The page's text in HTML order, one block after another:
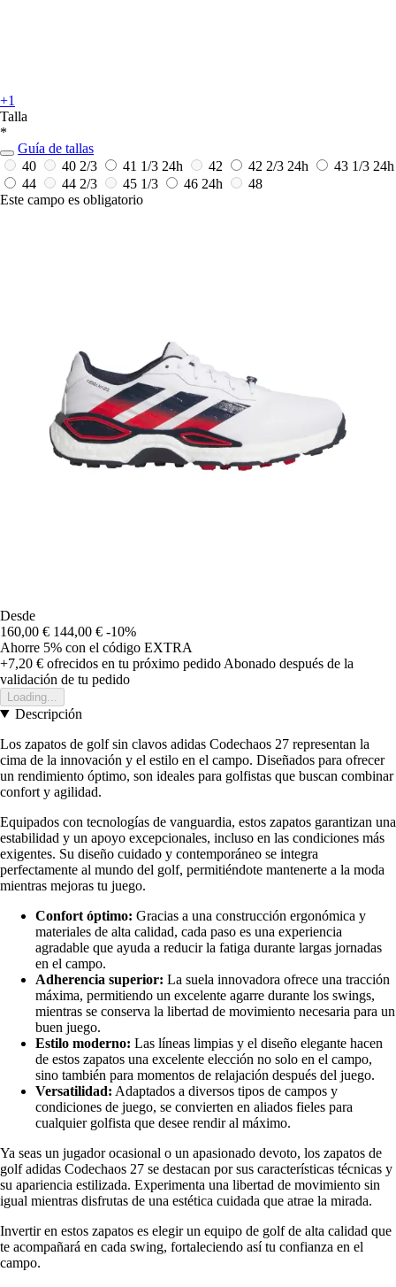
+1
Talla
*
Guía de tallas
40
40 2/3 41 1/3 24h 42 42 2/3 24h 43 1/3 24h
44
44 2/3 45 1/3 46 24h
48
Este campo es obligatorio
Desde
160,00 € 144,00 € -10%
Ahorre 5% con el código EXTRA
+7,20 € ofrecidos en tu próximo pedido Abonado después de la
validación de tu pedido
Loading...
Descripción
Los zapatos de golf sin clavos adidas Codechaos 27 representan la
cima de la innovación y el estilo en el campo. Diseñados para ofrecer
un rendimiento óptimo, son ideales para golfistas que buscan combinar
confort y agilidad.
Equipados con tecnologías de vanguardia, estos zapatos garantizan una
estabilidad y un apoyo excepcionales, incluso en las condiciones más
exigentes. Su diseño cuidado y contemporáneo se integra
perfectamente al mundo del golf, permitiéndote mantenerte a la moda
mientras mejoras tu juego.
Confort óptimo: Gracias a una construcción ergonómica y
materiales de alta calidad, cada paso es una experiencia
agradable que ayuda a reducir la fatiga durante largas jornadas
en el campo.
Adherencia superior: La suela innovadora ofrece una tracción
máxima, permitiendo un excelente agarre durante los swings,
mientras se conserva la libertad de movimiento necesaria para un
buen juego.
Estilo moderno: Las líneas limpias y el diseño elegante hacen
de estos zapatos una excelente elección no solo en el campo,
sino también para momentos de relajación después del juego.
Versatilidad: Adaptados a diversos tipos de campos y
condiciones de juego, se convierten en aliados fieles para
cualquier golfista que desee rendir al máximo.
Ya seas un jugador ocasional o un apasionado devoto, los zapatos de
golf adidas Codechaos 27 se destacan por sus características técnicas y
su apariencia estilizada. Experimenta una libertad de movimiento sin
igual mientras disfrutas de una estética cuidada que atrae la mirada.
Invertir en estos zapatos es elegir un equipo de golf de alta calidad que
te acompañará en cada swing, fortaleciendo así tu confianza en el
campo.